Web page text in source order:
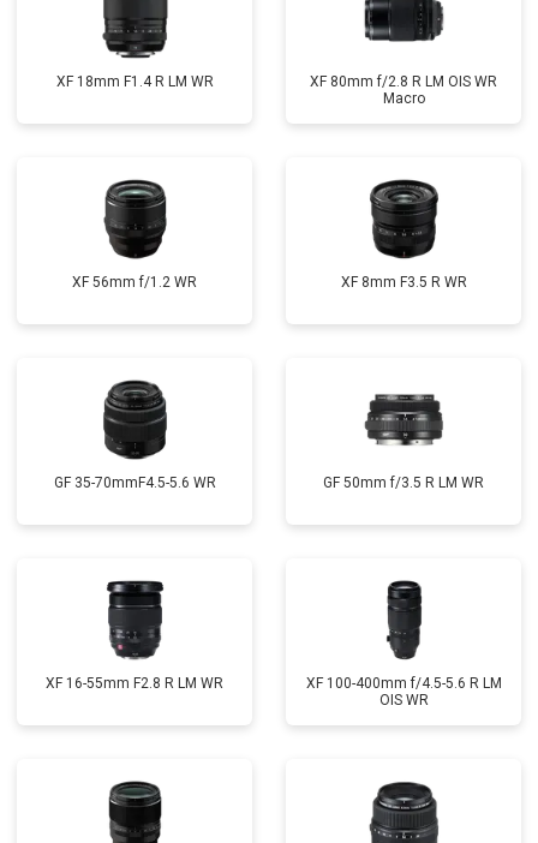
XF 18mm F1.4 R LM WR
XF 80mm f/2.8 R LM OIS WR
Macro
XF 56mm f/1.2 WR XF 8mm F3.5 R WR
GF 35-70mmF4.5-5.6 WR GF 50mm f/3.5 R LM WR
XF 16-55mm F2.8 R LM WR
XF 100-400mm f/4.5-5.6 R LM
OIS WR